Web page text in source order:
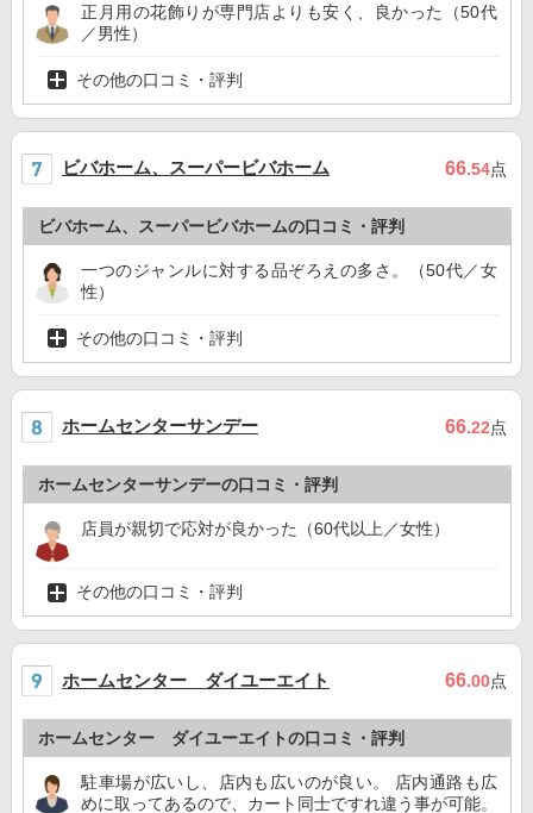
正月用の花飾りが専門店よりも安く、良かった（50代
／男性）
その他の口コミ・評判
ビバホーム、スーパービバホーム 66.54点
ビバホーム、スーパービバホームの口コミ・評判
一つのジャンルに対する品ぞろえの多さ。（50代／女
性）
その他の口コミ・評判
ホームセンターサンデー 66.22点
ホームセンターサンデーの口コミ・評判
店員が親切で応対が良かった（60代以上／女性）
その他の口コミ・評判
ホームセンター ダイユーエイト 66.00点
ホームセンター ダイユーエイトの口コミ・評判
駐車場が広いし、店内も広いのが良い。 店内通路も広
めに取ってあるので、カート同士ですれ違う事が可能。